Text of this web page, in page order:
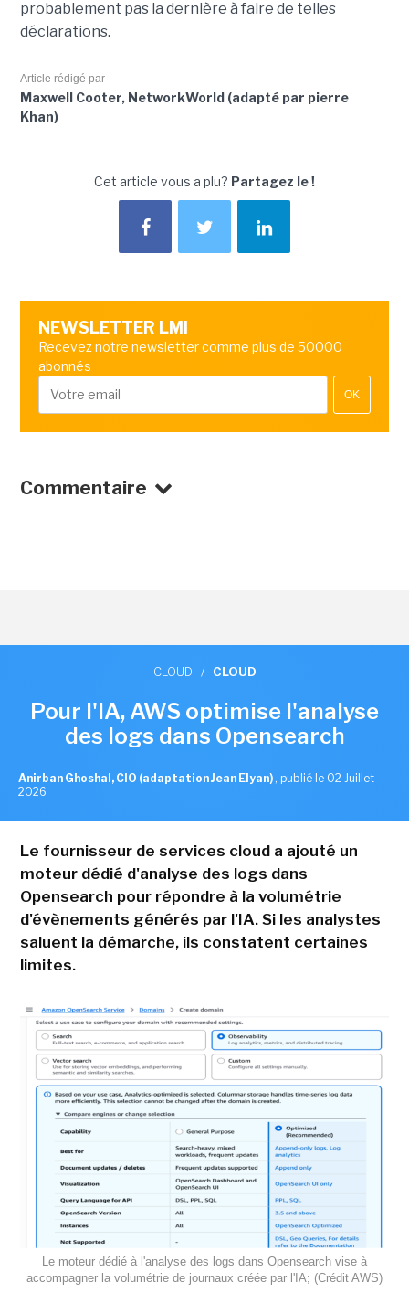
probablement pas la dernière à faire de telles
déclarations.
Article rédigé par
Maxwell Cooter, NetworkWorld (adapté par pierre
Khan)
Cet article vous a plu? Partagez le !
NEWSLETTER LMI
Recevez notre newsletter comme plus de 50000
abonnés
OK
Commentaire
CLOUD / CLOUD
Pour l'IA, AWS optimise l'analyse
des logs dans Opensearch
Anirban Ghoshal, CIO (adaptation Jean Elyan) , publié le 02 Juillet
2026
Le fournisseur de services cloud a ajouté un
moteur dédié d'analyse des logs dans
Opensearch pour répondre à la volumétrie
d'évènements générés par l'IA. Si les analystes
saluent la démarche, ils constatent certaines
limites.
Le moteur dédié à l'analyse des logs dans Opensearch vise à
accompagner la volumétrie de journaux créée par l'IA; (Crédit AWS)